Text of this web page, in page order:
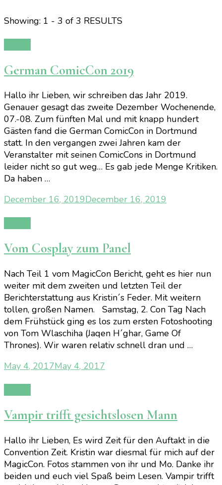
Showing: 1 - 3 of 3 RESULTS
German ComicCon 2019
Hallo ihr Lieben, wir schreiben das Jahr 2019.
Genauer gesagt das zweite Dezember Wochenende,
07.-08. Zum fünften Mal und mit knapp hundert
Gästen fand die German ComicCon in Dortmund
statt. In den vergangen zwei Jahren kam der
Veranstalter mit seinen ComicCons in Dortmund
leider nicht so gut weg… Es gab jede Menge Kritiken.
Da haben …
December 16, 2019December 16, 2019
Vom Cosplay zum Panel
Nach Teil 1 vom MagicCon Bericht, geht es hier nun
weiter mit dem zweiten und letzten Teil der
Berichterstattung aus Kristin´s Feder. Mit weitern
tollen, großen Namen. Samstag, 2. Con Tag Nach
dem Frühstück ging es los zum ersten Fotoshooting
von Tom Wlaschiha (Jaqen H´ghar, Game Of
Thrones). Wir waren relativ schnell dran und …
May 4, 2017May 4, 2017
Vampir trifft gesichtslosen Mann
Hallo ihr Lieben, Es wird Zeit für den Auftakt in die
Convention Zeit. Kristin war diesmal für mich auf der
MagicCon. Fotos stammen von ihr und Mo. Danke ihr
beiden und euch viel Spaß beim Lesen. Vampir trifft